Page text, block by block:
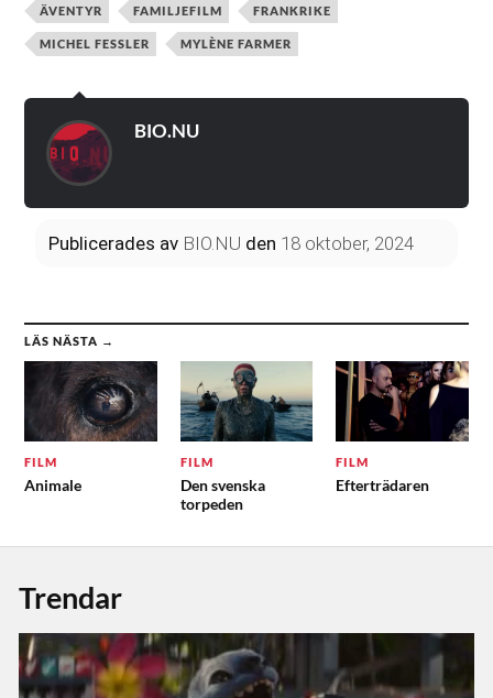
ÄVENTYR FAMILJEFILM FRANKRIKE
MICHEL FESSLER MYLÈNE FARMER
BIO.NU
Publicerades av BIO.NU den 18 oktober, 2024
LÄS NÄSTA →
FILM
Animale
FILM
Den svenska
torpeden
FILM
Efterträdaren
Trendar